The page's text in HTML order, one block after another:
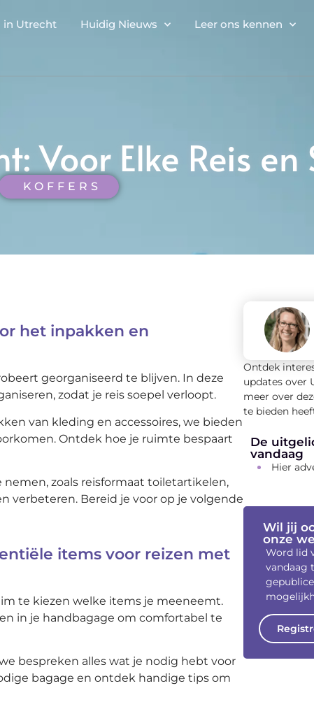
in Utrecht Huidig Nieuws Leer ons kennen
Voor Elke Reis en
KOFFERS
het inpakken en
georganiseerd te blijven. In deze
zodat je reis soepel verloopt.
van kleding en accessoires, we bieden
Ontdek hoe je ruimte bespaart
zoals reisformaat toiletartikelen,
verbeteren. Bereid je voor op je volgende
items voor reizen met
te kiezen welke items je meeneemt.
in je handbagage om comfortabel te
bespreken alles wat je nodig hebt voor
bagage en ontdek handige tips om
Ontdek
updates over
meer over
te bieden
De
vandaag
Hier
Wil jij
onze
Word lid
vandaag